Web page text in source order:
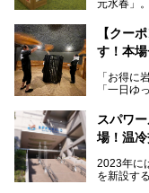
今回はオ
サウナー
高い岩盤
スマシン
元水春」
に“一日
今回のリ
見どころ
ろん、休
本記事で
紹介しま
い。
【クー
す！本
「お得に
「一日ゆ
利用でき
あるごの
チムジル
タイムま
スパワ
場！温
2023年に
を新設す